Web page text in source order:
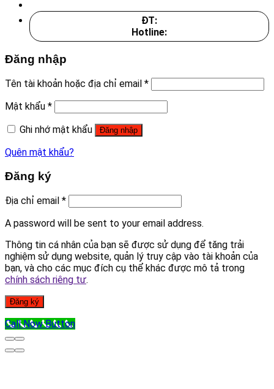
ĐT:
Hotline:
Đăng nhập
Tên tài khoản hoặc địa chỉ email *
Mật khẩu *
Ghi nhớ mật khẩu
Đăng nhập
Quên mật khẩu?
Đăng ký
Địa chỉ email *
A password will be sent to your email address.
Thông tin cá nhân của bạn sẽ được sử dụng để tăng trải
nghiệm sử dụng website, quản lý truy cập vào tài khoản của
bạn, và cho các mục đích cụ thể khác được mô tả trong
chính sách riêng tư.
Đăng ký
Call Now Button